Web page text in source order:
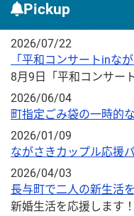
Pickup
2026/07/22
「平和コンサートinな
8月9日「平和コンサー
2026/06/04
町指定ごみ袋の一時的
2026/01/09
ながさきカップル応援
2026/04/03
長与町で二人の新生活
新婚生活を応援します